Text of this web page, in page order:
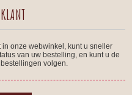
onze webwinkel, kunt u sneller
van uw bestelling, en kunt u de
volgen.